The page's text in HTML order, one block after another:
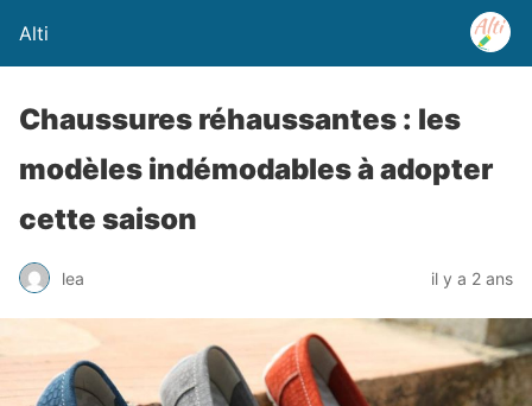
Alti
Chaussures réhaussantes : les
modèles indémodables à adopter
cette saison
lea il y a 2 ans